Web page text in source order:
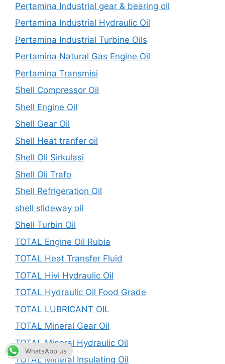
Pertamina Industrial gear & bearing oil
Pertamina Industrial Hydraulic Oil
Pertamina Industrial Turbine Oils
Pertamina Natural Gas Engine Oil
Pertamina Transmisi
Shell Compressor Oil
Shell Engine Oil
Shell Gear Oil
Shell Heat tranfer oil
Shell Oli Sirkulasi
Shell Oli Trafo
Shell Refrigeration Oil
shell slideway oil
Shell Turbin Oil
TOTAL Engine Oil Rubia
TOTAL Heat Transfer Fluid
TOTAL Hivi Hydraulic Oil
TOTAL Hydraulic Oil Food Grade
TOTAL LUBRICANT OIL
TOTAL Mineral Gear Oil
TOTAL Mineral Hydraulic Oil
TOTAL Mineral Insulating Oil
WhatsApp us